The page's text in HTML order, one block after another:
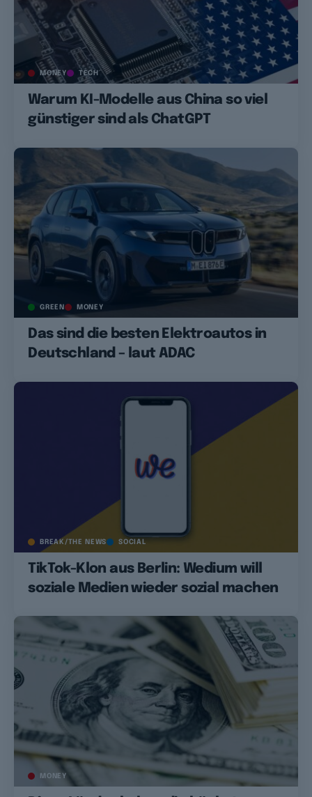
MONEY TECH
Warum KI-Modelle aus China so viel
günstiger sind als ChatGPT
GREEN MONEY
Das sind die besten Elektroautos in
Deutschland – laut ADAC
BREAK/THE NEWS SOCIAL
TikTok-Klon aus Berlin: Wedium will
soziale Medien wieder sozial machen
MONEY